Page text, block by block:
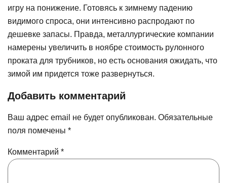
игру на понижение. Готовясь к зимнему падению
видимого спроса, они интенсивно распродают по
дешевке запасы. Правда, металлургические компании
намерены увеличить в ноябре стоимость рулонного
проката для трубников, но есть основания ожидать, что
зимой им придется тоже развернуться.
Добавить комментарий
Ваш адрес email не будет опубликован. Обязательные
поля помечены *
Комментарий *